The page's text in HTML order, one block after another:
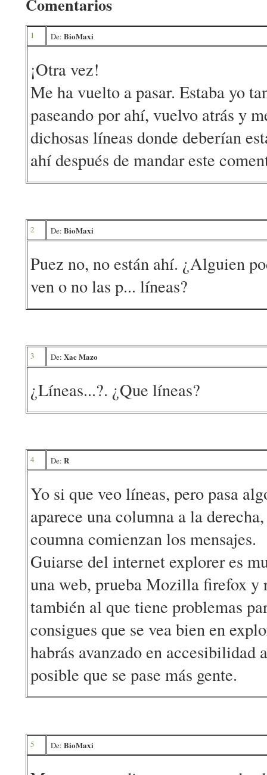
Comentarios
1 De: BioMaxi
¡Otra vez!
Me ha vuelto a pasar. Estaba yo
paseando por ahí, vuelvo atrás y
dichosas líneas donde deberían
ahí después de mandar este
2 De: BioMaxi
Puez no, no están ahí. ¿Alguien
ven o no las p... líneas?
3 De: Xac Mazo
¿Líneas...?. ¿Que líneas?
4 De: R
Yo si que veo líneas, pero pasa
aparece una columna a la
coumna comienzan los mensajes.
Guiarse del internet explorer es
una web, prueba Mozilla firefox y
también al que tiene problemas
consigues que se vea bien en
habrás avanzado en accesibilidad
posible que se pase más gente.
5 De: BioMaxi